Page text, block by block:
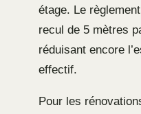
étage. Le
recul de 5 mètres
réduisant encore
effectif.
Pour les